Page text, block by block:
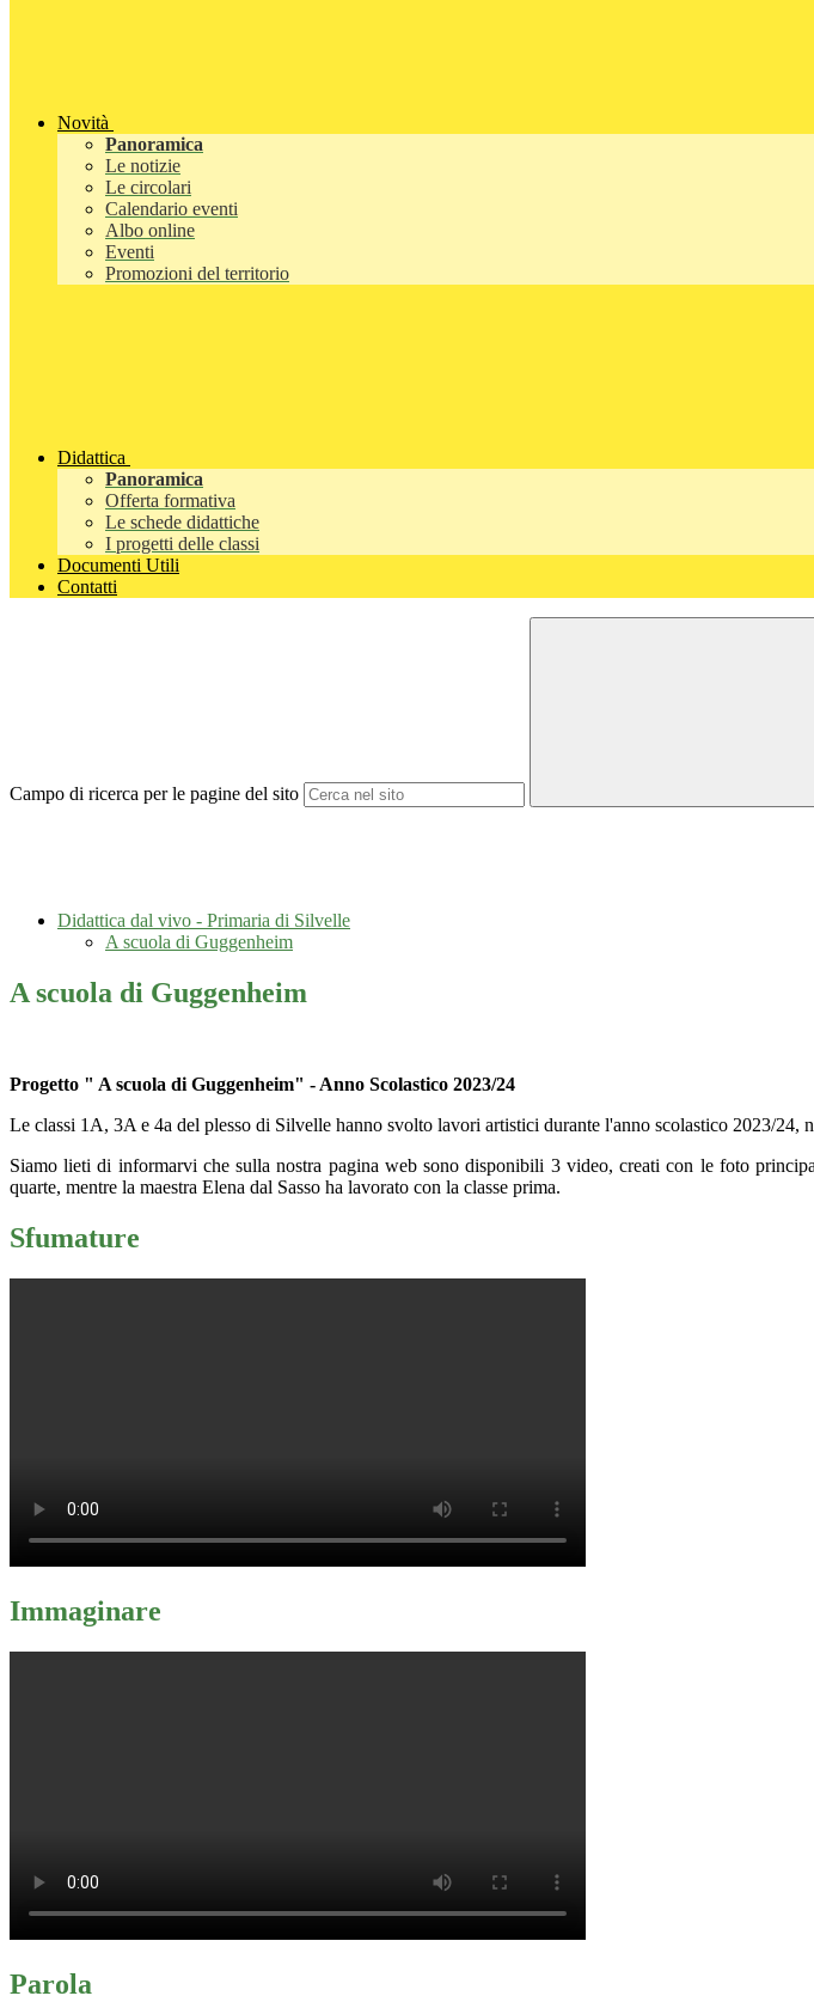
Novità
Panoramica
Le notizie
Le circolari
Calendario eventi
Albo online
Eventi
Promozioni del territorio
Didattica
Panoramica
Offerta formativa
Le schede didattiche
I progetti delle classi
Documenti Utili
Contatti
Campo di ricerca per le pagine del sito
Didattica dal vivo - Primaria di Silvelle
A scuola di Guggenheim
A scuola di Guggenheim
Progetto " A scuola di Guggenheim" - Anno Scolastico 2023/24
Le classi 1A, 3A e 4a del plesso di Silvelle hanno svolto lavori artistici durante l'anno scolastico 2023/24,
Siamo lieti di informarvi che sulla nostra pagina web sono disponibili 3 video, creati con le foto
quarte, mentre la maestra Elena dal Sasso ha lavorato con la classe prima.
Sfumature
Immaginare
Parola